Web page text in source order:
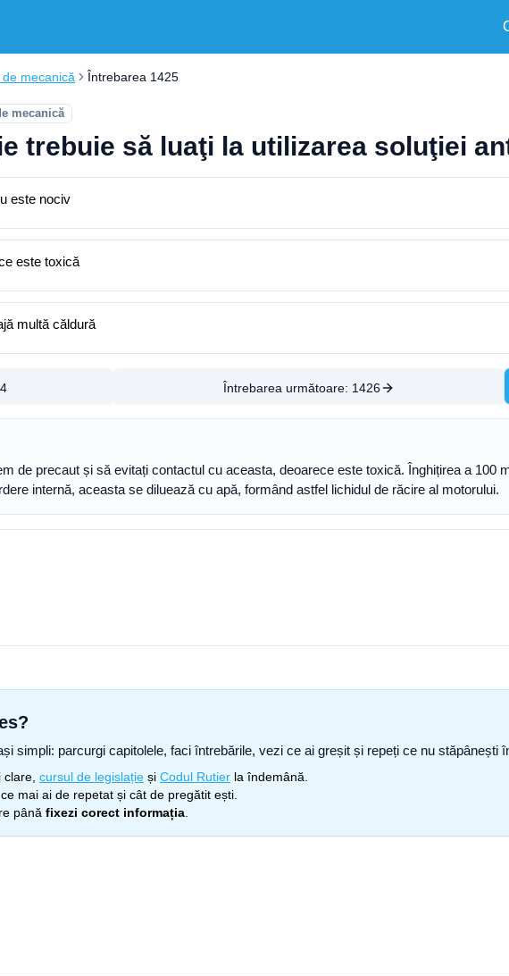
de mecanică Întrebarea 1425
mecanică
trebuie să luaţi la utilizarea soluţiei
este nociv
este toxică
multă căldură
Întrebarea următoare: 1426
de precaut și să evitați contactul cu aceasta, deoarece este toxică. Înghițirea a 100
internă, aceasta se diluează cu apă, formând astfel lichidul de răcire al motorului.
simpli: parcurgi capitolele, faci întrebările, vezi ce ai greșit și repeți ce nu
clare, cursul de legislație și Codul Rutier la îndemână.
mai ai de repetat și cât de pregătit ești.
până fixezi corect informația